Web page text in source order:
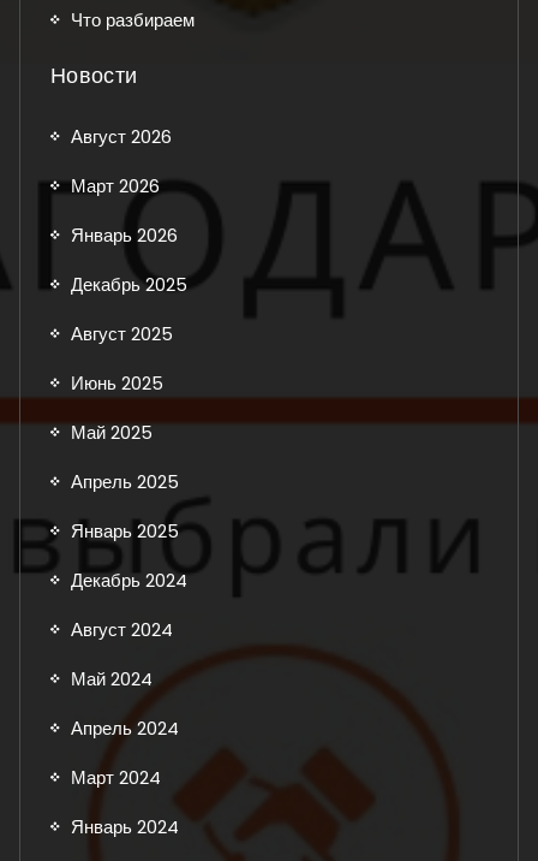
Что разбираем
Новости
Август 2026
Март 2026
Январь 2026
Декабрь 2025
Август 2025
Июнь 2025
Май 2025
Апрель 2025
Январь 2025
Декабрь 2024
Август 2024
Май 2024
Апрель 2024
Март 2024
Январь 2024